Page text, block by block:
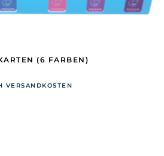
(6 FARBEN)
VERSANDKOSTEN